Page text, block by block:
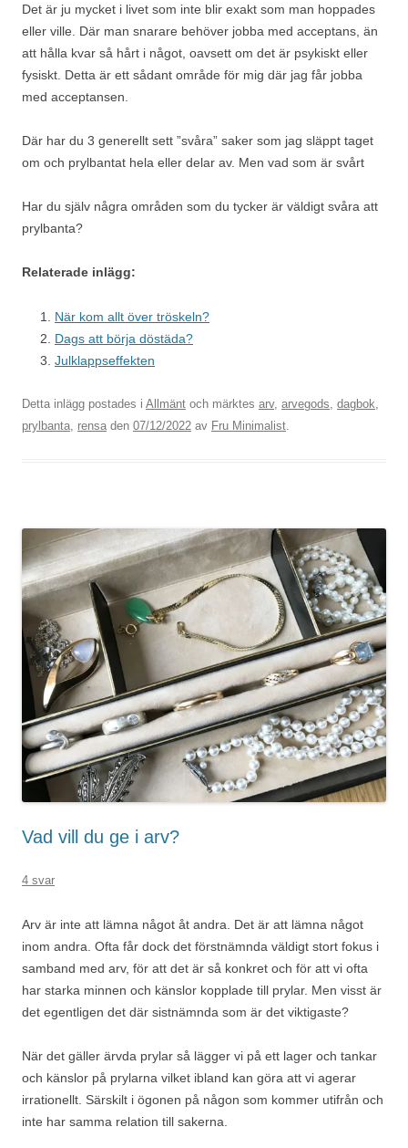
Det är ju mycket i livet som inte blir exakt som man hoppades
eller ville. Där man snarare behöver jobba med acceptans, än
att hålla kvar så hårt i något, oavsett om det är psykiskt eller
fysiskt. Detta är ett sådant område för mig där jag får jobba
med acceptansen.
Där har du 3 generellt sett ”svåra” saker som jag släppt taget
om och prylbantat hela eller delar av. Men vad som är svårt
Har du själv några områden som du tycker är väldigt svåra att
prylbanta?
Relaterade inlägg:
När kom allt över tröskeln?
Dags att börja döstäda?
Julklappseffekten
Detta inlägg postades i Allmänt och märktes arv, arvegods dagbok
prylbanta rensa den 07/12/2022 av Fru Minimalist
Vad vill du ge i arv?
4 svar
Arv är inte att lämna något åt andra. Det är att lämna något
inom andra. Ofta får dock det förstnämnda väldigt stort fokus i
samband med arv, för att det är så konkret och för att vi ofta
har starka minnen och känslor kopplade till prylar. Men visst är
det egentligen det där sistnämnda som är det viktigaste?
När det gäller ärvda prylar så lägger vi på ett lager och tankar
och känslor på prylarna vilket ibland kan göra att vi agerar
irrationellt. Särskilt i ögonen på någon som kommer utifrån och
inte har samma relation till sakerna.